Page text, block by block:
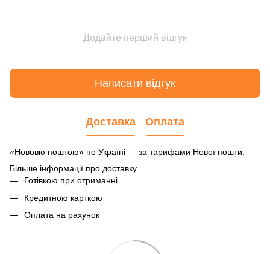
Додайте перший відгук
Написати відгук
Доставка Оплата
«Нововю поштою» по Україні — за тарифами Нової пошти.
Більше інформації про доставку
Готівкою при отриманні
Кредитною карткою
Оплата на рахунок